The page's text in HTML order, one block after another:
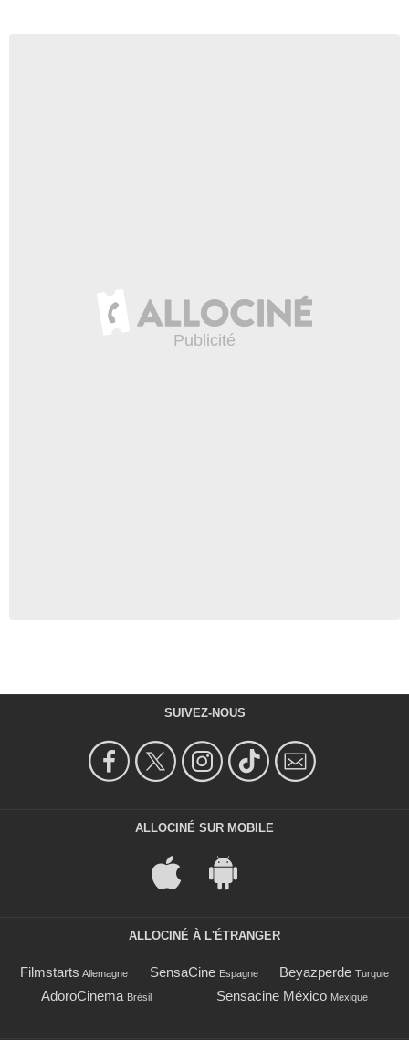
SUIVEZ-NOUS
ALLOCINÉ SUR MOBILE
ALLOCINÉ À L'ÉTRANGER
Filmstarts Allemagne SensaCine Espagne Beyazperde Turquie
AdoroCinema Brésil Sensacine México Mexique